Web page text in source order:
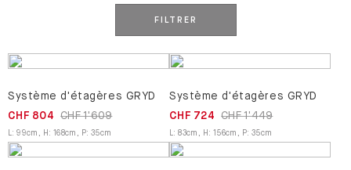
FILTRER
Système d'étagères GRYD
CHF 1'609
CHF 804
:99cm H : 168cm P: 35cm
Système d'étagères GRYD
CHF 1'449
CHF 724
:83cm H : 156cm P: 35cm